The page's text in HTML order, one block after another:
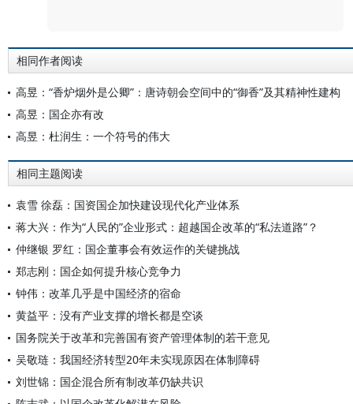
相同作者阅读
高昱：“香炉烟外是公卿”：唐诗朝会空间中的“御香”及其精神性建构
高昱：国企亦有改
高昱：杜润生：一个符号的伟大
相同主题阅读
袁雪 徐磊：国资国企加快建设现代化产业体系
蒋大兴：作为“人民的”企业形式：超越国企改革的“私法道路”？
仲继银 罗红：国企董事会有效运作的关键挑战
郑志刚：国企如何提升核心竞争力
钟伟：改革几乎是中国经济的宿命
黄益平：没有产业支撑的增长都是空谈
国务院关于改革和完善国有资产管理体制的若干意见
吴敬琏：我国经济转型20年未实现原因在体制障碍
刘世锦：国企混合所有制改革仍缺共识